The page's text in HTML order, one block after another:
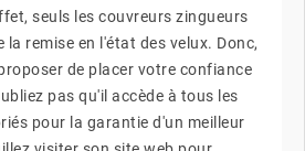
seuls les couvreurs zingueurs
la remise en l'état des velux. Donc,
de placer votre confiance
pas qu'il accède à tous les
pour la garantie d'un meilleur